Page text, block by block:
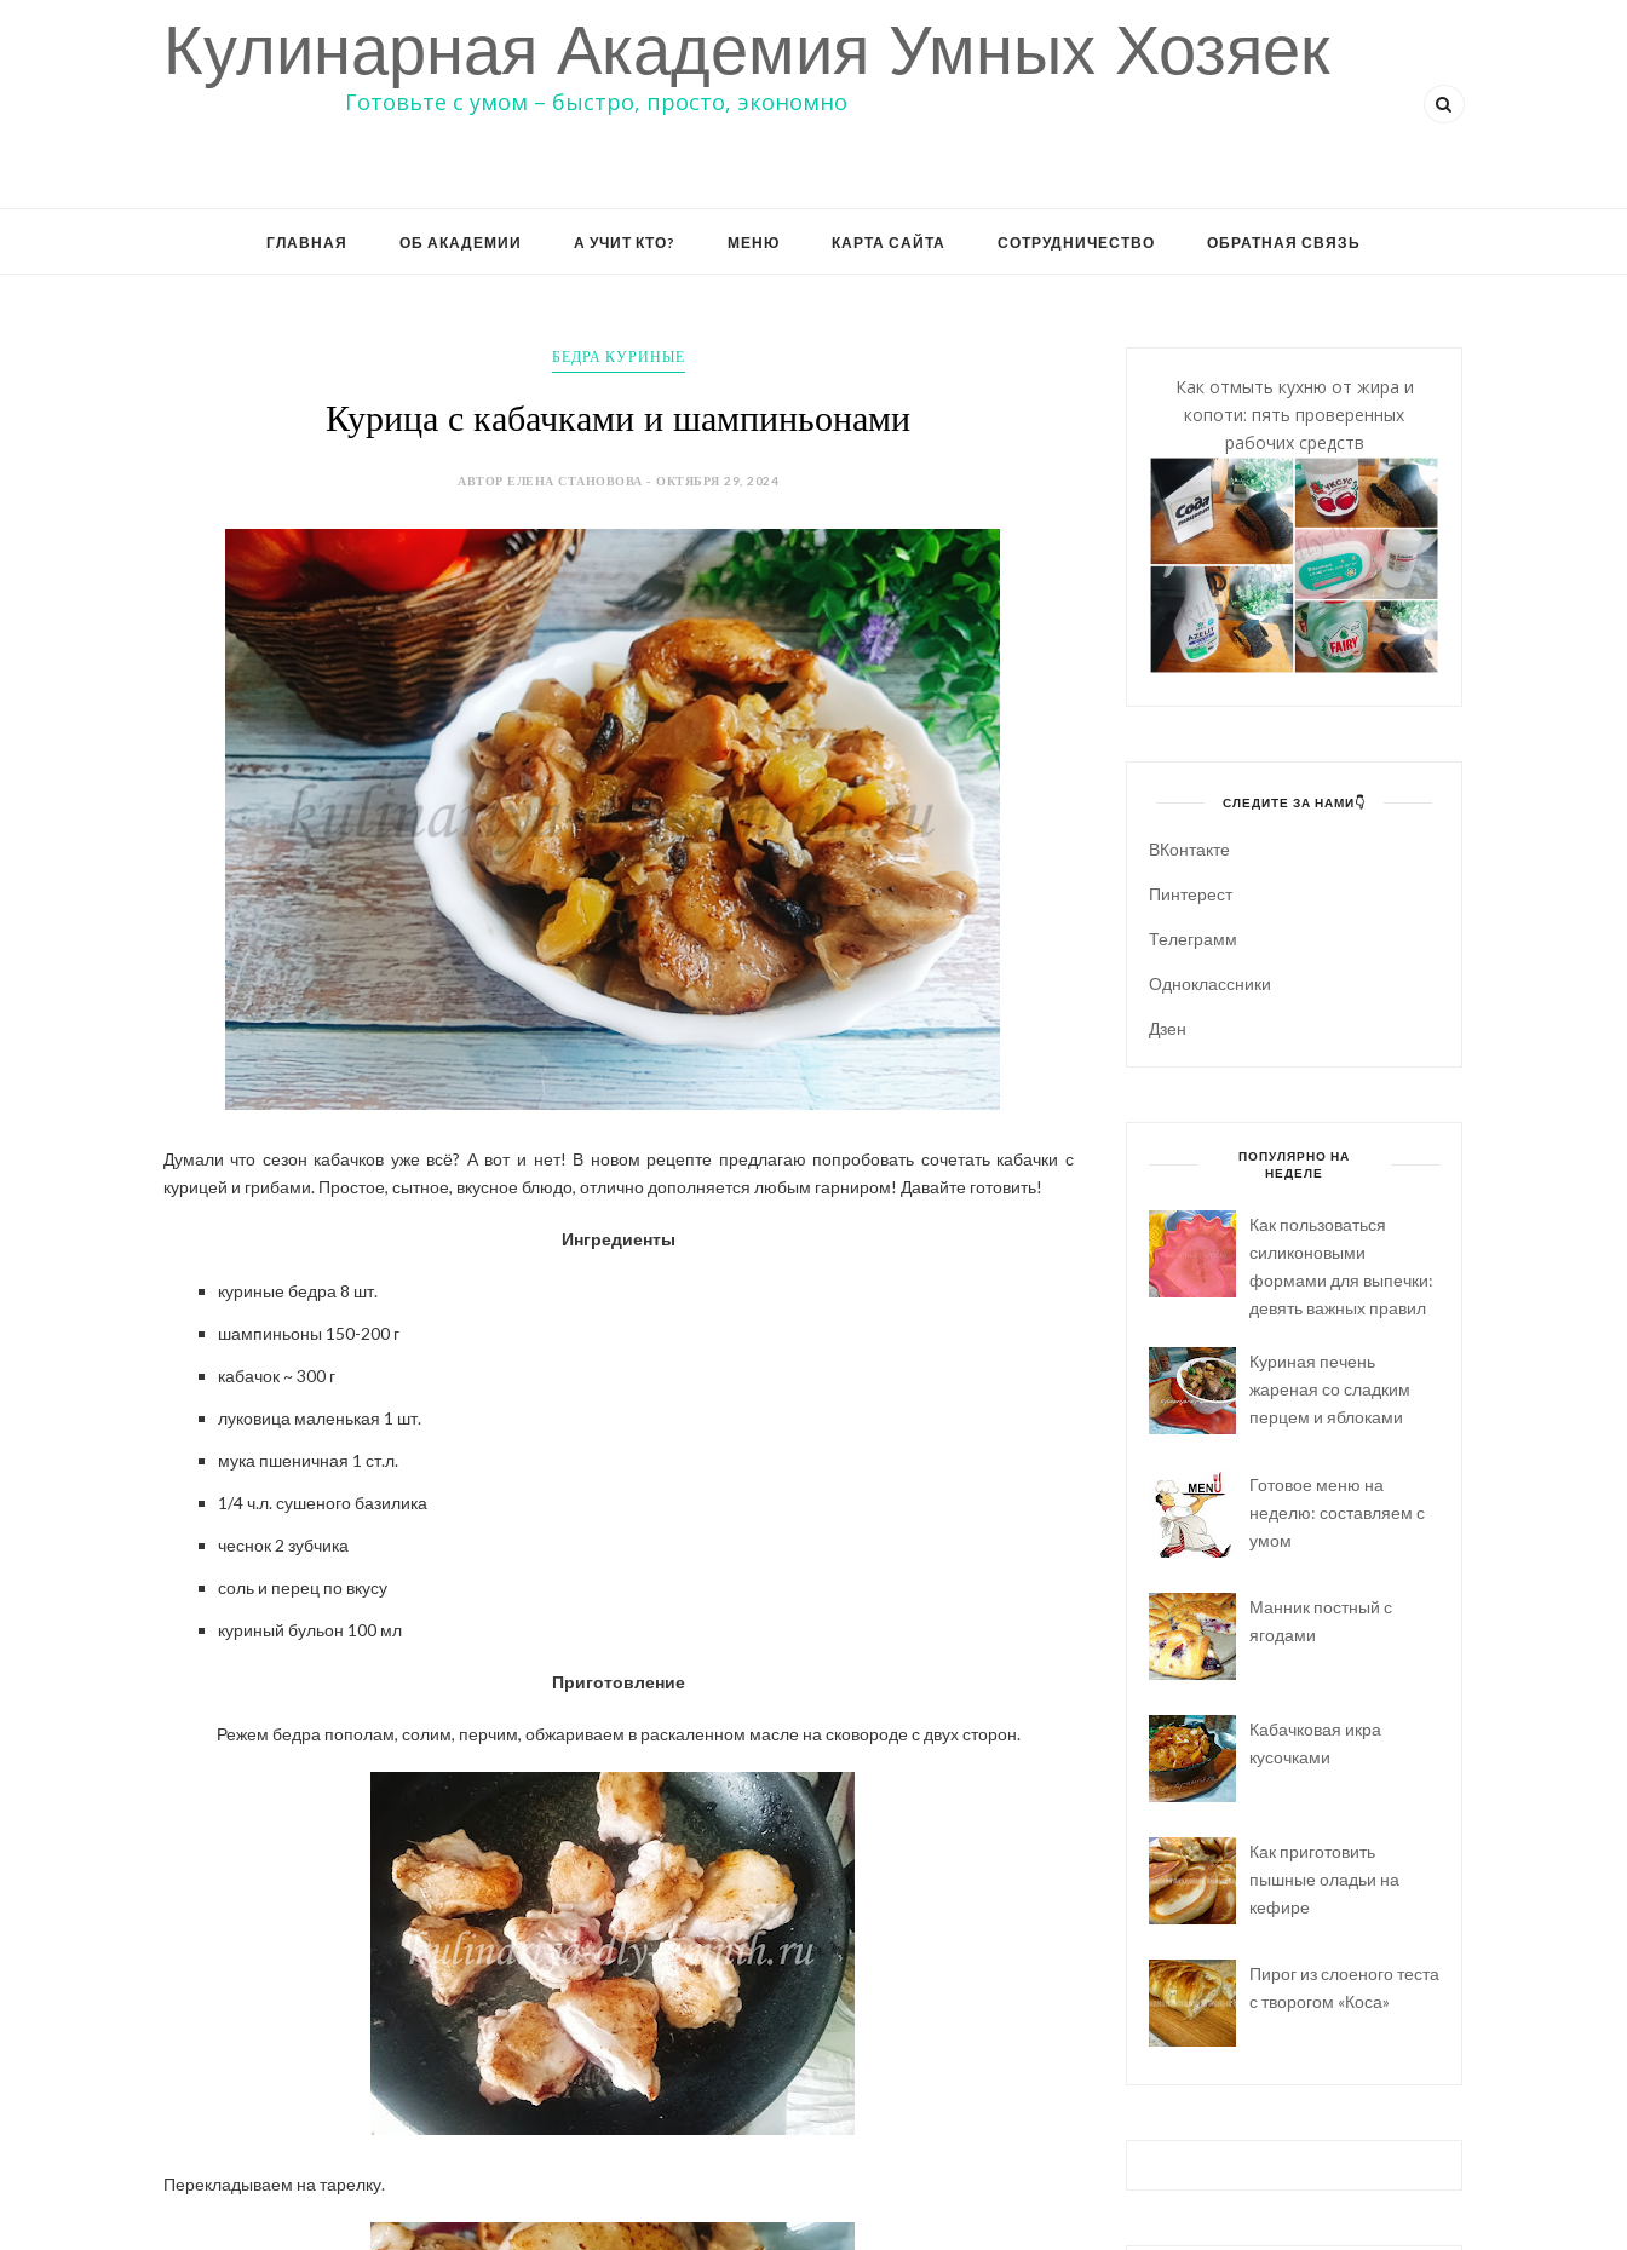
Кулинарная Академия Умных Хозяек
Готовьте с умом – быстро, просто, экономно
ГЛАВНАЯ ОБ АКАДЕМИИ А УЧИТ КТО? МЕНЮ КАРТА САЙТА СОТРУДНИЧЕСТВО ОБРАТНАЯ СВЯЗЬ
БЕДРА КУРИНЫЕ
Курица с кабачками и шампиньонами
АВТОР ЕЛЕНА СТАНОВОВА - ОКТЯБРЯ 29, 2024
Думали что сезон кабачков уже всё? А вот и нет! В новом рецепте предлагаю попробовать сочетать кабачки с
курицей и грибами. Простое, сытное, вкусное блюдо, отлично дополняется любым гарниром! Давайте готовить!
Ингредиенты
куриные бедра 8 шт.
шампиньоны 150-200 г
кабачок ~ 300 г
луковица маленькая 1 шт.
мука пшеничная 1 ст.л.
1/4 ч.л. сушеного базилика
чеснок 2 зубчика
соль и перец по вкусу
куриный бульон 100 мл
Приготовление
Режем бедра пополам, солим, перчим, обжариваем в раскаленном масле на сковороде с двух сторон.
Перекладываем на тарелку.
Как отмыть кухню от жира и
копоти: пять проверенных
рабочих средств
СЛЕДИТЕ ЗА НАМИ👇
ВКонтакте
Пинтерест
Телеграмм
Одноклассники
Дзен
ПОПУЛЯРНО НА
НЕДЕЛЕ
Как пользоваться
силиконовыми
формами для выпечки:
девять важных правил
Куриная печень
жареная со сладким
перцем и яблоками
Готовое меню на
неделю: составляем с
умом
Манник постный с
ягодами
Кабачковая икра
кусочками
Как приготовить
пышные оладьи на
кефире
Пирог из слоеного теста
с творогом «Коса»